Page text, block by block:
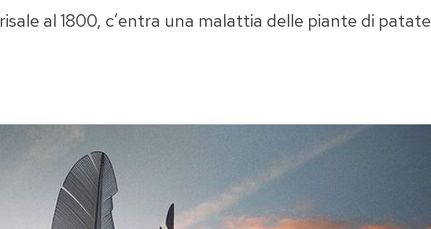
al 1800, c’entra una malattia delle piante di patate